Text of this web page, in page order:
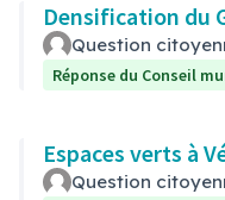
Densification du
Question
Réponse du Conseil
Espaces verts à
Question